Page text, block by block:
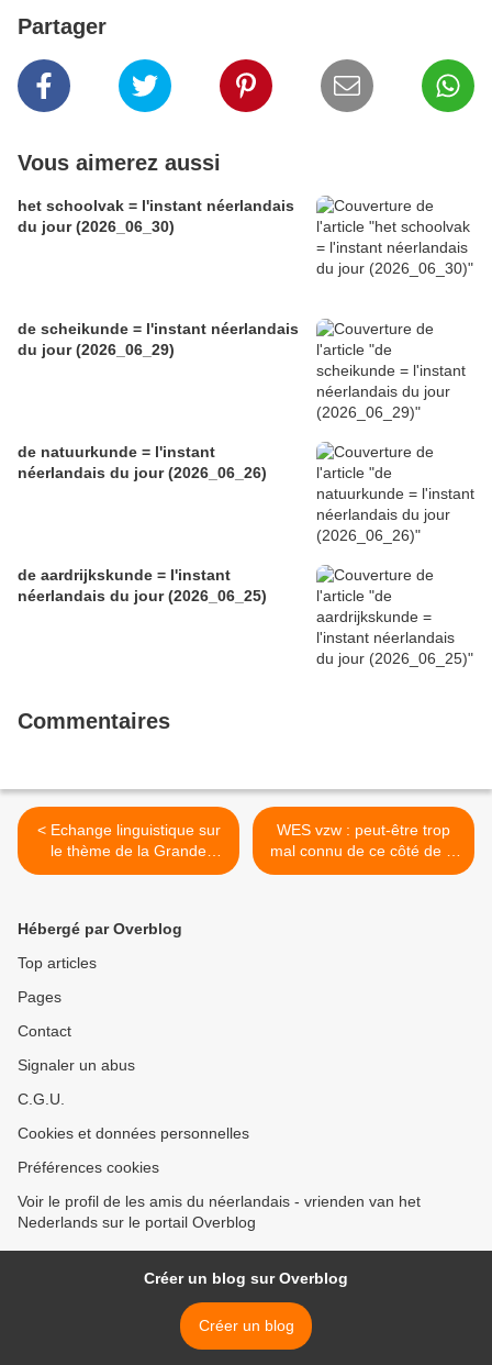
Partager
Vous aimerez aussi
het schoolvak = l'instant néerlandais
du jour (2026_06_30)
de scheikunde = l'instant néerlandais
du jour (2026_06_29)
de natuurkunde = l'instant
néerlandais du jour (2026_06_26)
de aardrijkskunde = l'instant
néerlandais du jour (2026_06_25)
Commentaires
< Echange linguistique sur
le thème de la Grande
Guerre
WES vzw : peut-être trop
mal connu de ce côté de la
frontière >
Hébergé par Overblog
Top articles
Pages
Contact
Signaler un abus
C.G.U.
Cookies et données personnelles
Préférences cookies
Voir le profil de les amis du néerlandais - vrienden van het
Nederlands sur le portail Overblog
Créer un blog sur Overblog
Créer un blog